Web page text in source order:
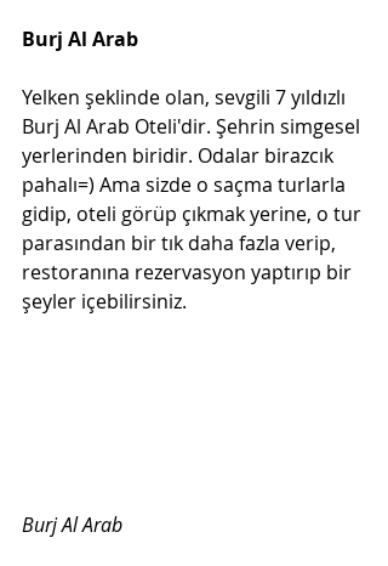
Burj Al Arab
Yelken şeklinde olan, sevgili 7 yıldızlı
Burj Al Arab Oteli'dir. Şehrin simgesel
yerlerinden biridir. Odalar birazcık
pahalı=) Ama sizde o saçma turlarla
gidip, oteli görüp çıkmak yerine, o tur
parasından bir tık daha fazla verip,
restoranına rezervasyon yaptırıp bir
şeyler içebilirsiniz.
Burj Al Arab